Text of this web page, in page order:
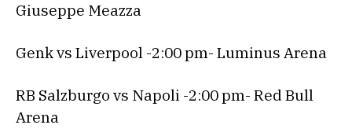
Giuseppe Meazza
Genk vs Liverpool -2:00 pm- Luminus Arena
RB Salzburgo vs Napoli -2:00 pm- Red Bull
Arena